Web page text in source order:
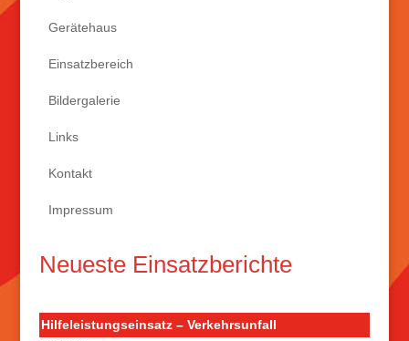
Gerätehaus
Einsatzbereich
Bildergalerie
Links
Kontakt
Impressum
Neueste Einsatzberichte
Hilfeleistungseinsatz – Verkehrsunfall